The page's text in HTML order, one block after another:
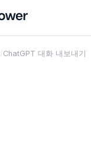
/ChatGPT 대화 내보내기